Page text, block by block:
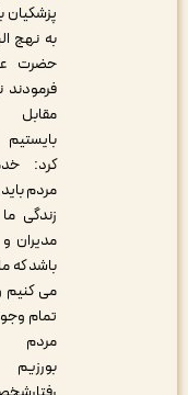
پزشکیان با استناد
به نهج البلاغه که
حضرت علی (ع)
فرمودند نباید در
مقابل مردم
بایستیم اظهار
کرد: خدمت به
مردم باید سرلوحه
زندگی ما و همه
مدیران و وزیرانی
باشد که ما انتخاب
می کنیم و باید با
تمام وجود به این
مردم عشق
بورزیم این